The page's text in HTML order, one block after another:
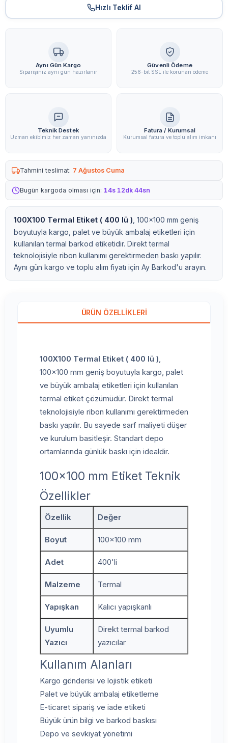
Hızlı Teklif Al
Aynı Gün Kargo
Siparişiniz aynı gün hazırlanır
Güvenli Ödeme
256-bit SSL ile korunan ödeme
Teknik Destek
Uzman ekibimiz her zaman yanınızda
Fatura / Kurumsal
Kurumsal fatura ve toplu alım imkanı
Tahmini teslimat: 7 Ağustos Cuma
Bugün kargoda olması için: 14s 12dk 43sn
100X100 Termal Etiket ( 400 lü ) , 100x100 mm geniş
boyutuyla kargo, palet ve büyük ambalaj etiketleri için
kullanılan termal barkod etiketidir. Direkt termal
teknolojisiyle ribon kullanımı gerektirmeden baskı yapılır.
Aynı gün kargo ve toplu alım fiyatı için Ay Barkod'u arayın.
ÜRÜN ÖZELLIKLERI
100X100 Termal Etiket ( 400 lü ),
100x100 mm geniş boyutuyla kargo, palet
ve büyük ambalaj etiketleri için kullanılan
termal etiket çözümüdür. Direkt termal
teknolojisiyle ribon kullanımı gerektirmeden
baskı yapılır. Bu sayede sarf maliyeti düşer
ve kurulum basitleşir. Standart depo
ortamlarında günlük baskı için idealdir.
100x100 mm Etiket Teknik
Özellikler
Özellik Değer
Boyut 100x100 mm
Adet 400'li
Malzeme Termal
Yapışkan Kalıcı yapışkanlı
Uyumlu
Yazıcı
Direkt termal barkod
yazıcılar
Kullanım Alanları
Kargo gönderisi ve lojistik etiketi
Palet ve büyük ambalaj etiketleme
E-ticaret sipariş ve iade etiketi
Büyük ürün bilgi ve barkod baskısı
Depo ve sevkiyat yönetimi